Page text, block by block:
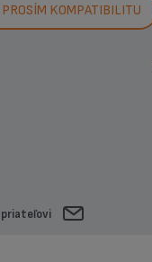
KOMPATIBILITU
priateľovi